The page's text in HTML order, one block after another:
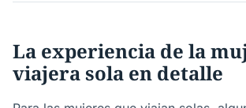
La experiencia de la
viajera sola en detalle